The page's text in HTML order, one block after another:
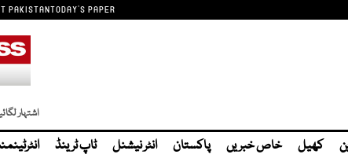
PAKISTANTODAY'S PAPER
اشتہار
کھیل خاص خبریں پاکستان انٹر نیشنل ٹاپ ٹرینڈ